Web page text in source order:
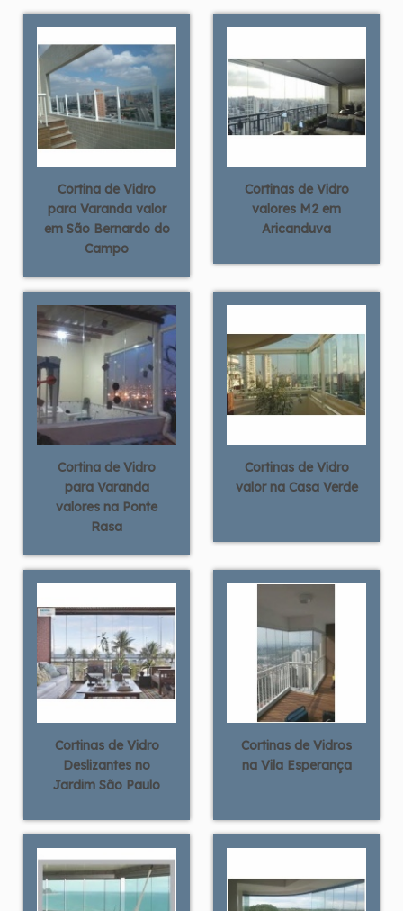
Cortina de Vidro
para Varanda valor
em São Bernardo do
Campo
Cortinas de Vidro
valores M2 em
Aricanduva
Cortina de Vidro
para Varanda
valores na Ponte
Rasa
Cortinas de Vidro
valor na Casa Verde
Cortinas de Vidro
Deslizantes no
Jardim São Paulo
Cortinas de Vidros
na Vila Esperança